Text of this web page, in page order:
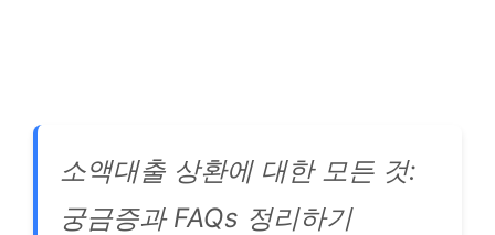
소액대출 상환에 대한 모든 것:
궁금증과 FAQs 정리하기